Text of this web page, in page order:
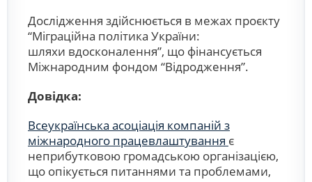
Дослідження здійснюється в межах проєкту
“Міграційна політика України:
шляхи вдосконалення”, що фінансується
Міжнародним фондом “Відродження”.
Довідка:
Всеукраїнська асоціація компаній з
міжнародного працевлаштування є
неприбутковою громадською організацією,
що опікується питаннями та проблемами,